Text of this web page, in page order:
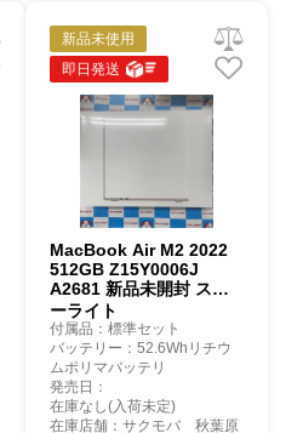
新品未使用
即日発送
MacBook Air M2 2022
512GB Z15Y0006J
A2681 新品未開封 スタ
ーライト
付属品：標準セット
バッテリー：52.6Whリチウ
ムポリマバッテリ
発売日：
在庫なし(入荷未定)
在庫店舗：サクモバ 秋葉原